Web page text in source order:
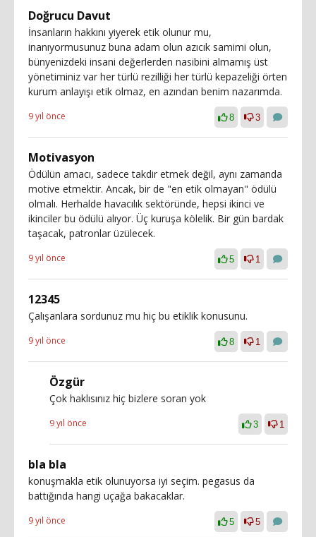
Doğrucu Davut
İnsanların hakkını yiyerek etik olunur mu,
inanıyormusunuz buna adam olun azıcık samimi olun,
bünyenizdeki insani değerlerden nasibini almamış üst
yönetiminiz var her türlü rezilliği her türlü kepazeliği örten
kurum anlayışı etik olmaz, en azından benim nazarımda.
9 yıl önce 8 3
Motivasyon
Ödülün amacı, sadece takdir etmek değil, aynı zamanda
motive etmektir. Ancak, bir de "en etik olmayan" ödülü
olmalı. Herhalde havacılık sektöründe, hepsi ikinci ve
ikinciler bu ödülü alıyor. Üç kuruşa kölelik. Bir gün bardak
taşacak, patronlar üzülecek.
9 yıl önce 5 1
12345
Çalışanlara sordunuz mu hiç bu etiklik konusunu.
9 yıl önce 8 1
Özgür
Çok haklısınız hiç bizlere soran yok
9 yıl önce 3 1
bla bla
konuşmakla etik olunuyorsa iyi seçim. pegasus da
battığında hangi uçağa bakacaklar.
9 yıl önce 5 5